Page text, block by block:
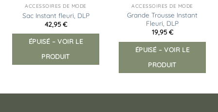
ACCESSOIRES DE MODE
Sac Instant fleuri, DLP
42,95€
ÉPUISÉ – VOIR LE
PRODUIT
ACCESSOIRES DE MODE
Grande Trousse Instant
Fleuri, DLP
19,95€
ÉPUISÉ – VOIR LE
PRODUIT